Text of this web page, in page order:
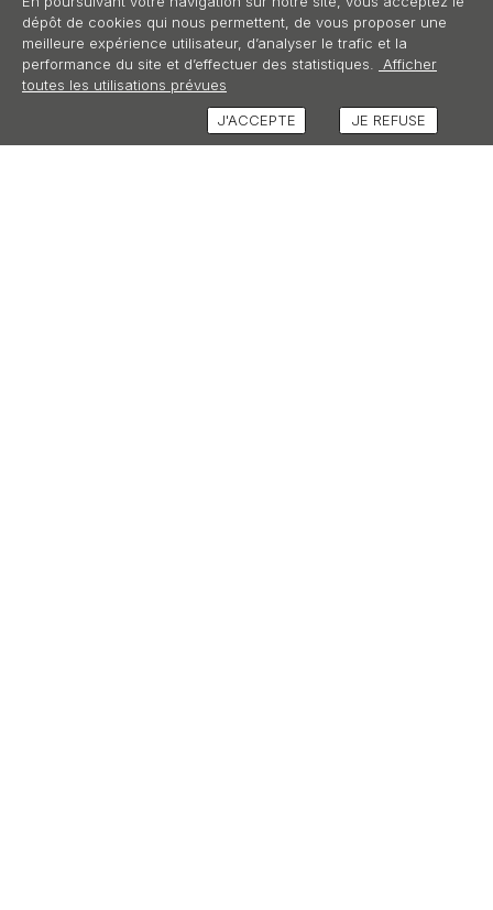
dépôt de cookies qui nous permettent, de vous proposer une
meilleure expérience utilisateur, d’analyser le trafic et la
performance du site et d’effectuer des statistiques.
Afficher
toutes les utilisations prévues
J'ACCEPTE
JE REFUSE